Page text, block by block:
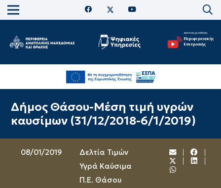
Δήμος Θάσου-Μέση τιμή υγρών
καυσίμων (31/12/2018-6/1/2019)
08/01/2019
Δελτία Τιμών
Υγρά Καύσιμα
Π.Ε. Θάσου